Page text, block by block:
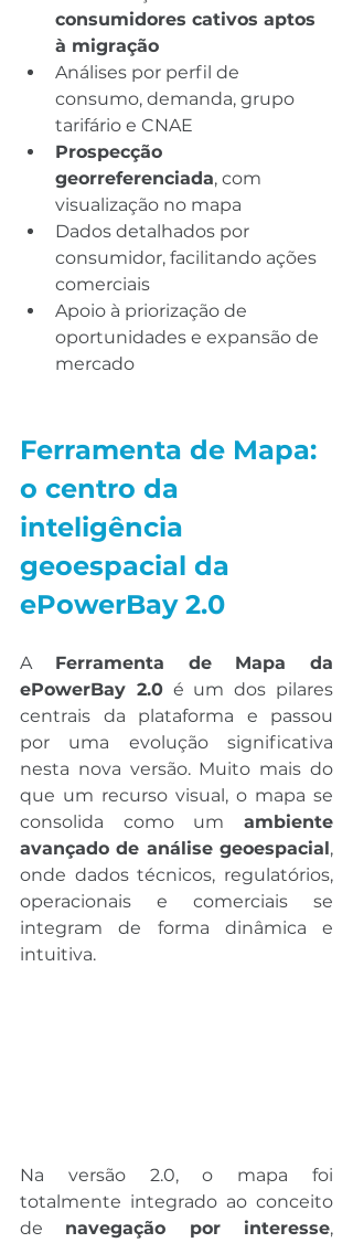
consumidores cativos aptos
à migração
Análises por perfil de
consumo, demanda, grupo
tarifário e CNAE
Prospecção
georreferenciada, com
visualização no mapa
Dados detalhados por
consumidor, facilitando ações
comerciais
Apoio à priorização de
oportunidades e expansão de
mercado
Ferramenta de Mapa:
o centro da
inteligência
geoespacial da
ePowerBay 2.0
A Ferramenta de Mapa da
ePowerBay 2.0 é um dos pilares
centrais da plataforma e passou
por uma evolução significativa
nesta nova versão. Muito mais do
que um recurso visual, o mapa se
consolida como um ambiente
avançado de análise geoespacial,
onde dados técnicos, regulatórios,
operacionais e comerciais se
integram de forma dinâmica e
intuitiva.
Na versão 2.0, o mapa foi
totalmente integrado ao conceito
de navegação por interesse,